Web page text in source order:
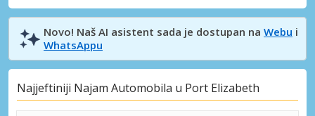
Novo! Naš AI asistent sada je dostupan na Webu i
WhatsAppu
Najjeftiniji Najam Automobila u Port Elizabeth